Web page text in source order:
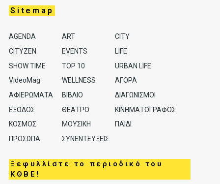
Sitemap
AGENDA ART
CITY
CITYZEN
EVENTS
LIFE
SHOW TIME
TOP 10
URBAN LIFE
VideoMag
WELLNESS
ΑΓΟΡΑ
ΑΦΙΕΡΩΜΑΤΑ
ΒΙΒΛΙΟ
ΔΙΑΓΩΝΙΣΜΟΙ
ΕΞΟΔΟΣ
ΘΕΑΤΡΟ
ΚΙΝΗΜΑΤΟΓΡΑΦΟΣ
ΚΟΣΜΟΣ
ΜΟΥΣΙΚΗ
ΠΑΙΔΙ
ΠΡΟΣΩΠΑ
ΣΥΝΕΝΤΕΥΞΕΙΣ
Ξεφυλλίστε το περιοδικό του
ΚΘΒΕ!